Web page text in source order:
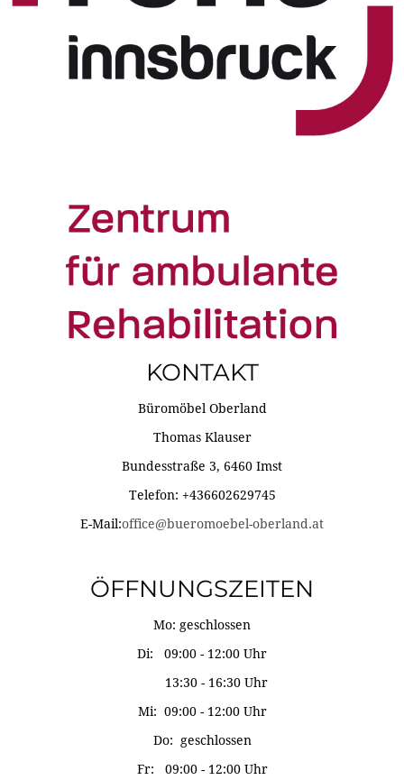
KONTAKT
Büromöbel Oberland
Thomas Klauser
Bundesstraße 3, 6460 Imst
Telefon: +436602629745
E-Mail:office@bueromoebel-oberland.at
ÖFFNUNGSZEITEN
Mo: geschlossen
Di: 09:00 - 12:00 Uhr
13:30 - 16:30 Uhr
Mi: 09:00 - 12:00 Uhr
Do: geschlossen
Fr: 09:00 - 12:00 Uhr